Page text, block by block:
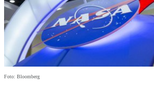
Foto: Bloomberg